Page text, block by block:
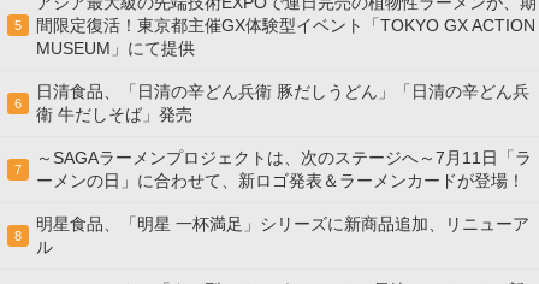
5
間限定復活！東京都主催GX体験型イベント「TOKYO GX ACTION
MUSEUM」にて提供
6
日清食品、「日清の辛どん兵衛 豚だしうどん」「日清の辛どん兵
衛 牛だしそば」発売
7
～SAGAラーメンプロジェクトは、次のステージへ～7月11日「ラ
ーメンの日」に合わせて、新ロゴ発表＆ラーメンカードが登場！
8
明星食品、「明星 一杯満足」シリーズに新商品追加、リニューア
ル